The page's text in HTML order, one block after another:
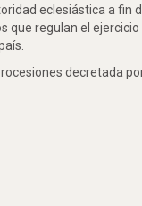
eclesiástica a fin
regulan el
decretada